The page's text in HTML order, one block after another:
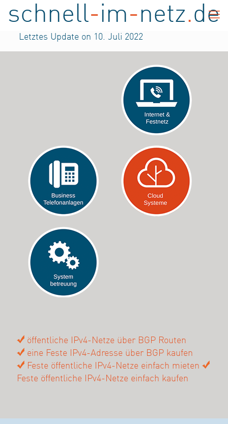
schnell-im-netz.de
Letztes Update on 10. Juli 2022
öffentliche IPv4-Netze über BGP Routen
eine Feste IPv4-Adresse über BGP kaufen
Feste öffentliche IPv4-Netze einfach mieten
Feste öffentliche IPv4-Netze einfach kaufen